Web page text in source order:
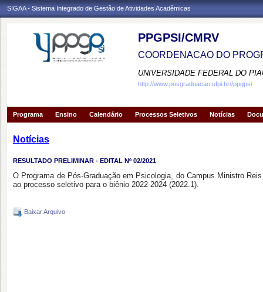
SIGAA - Sistema Integrado de Gestão de Atividades Acadêmicas
PPGPSI/CMRV
COORDENACAO DO
UNIVERSIDADE FEDERAL DO
http://www.posgraduacao.ufpi.br//ppgpsi
Programa Ensino Calendário Processos Seletivos Notícias
Notícias
RESULTADO PRELIMINAR - EDITAL Nº 02/2021
O Programa de Pós-Graduação em Psicologia, do Campus Ministro
ao processo seletivo para o biênio 2022-2024 (2022.1).
Baixar Arquivo